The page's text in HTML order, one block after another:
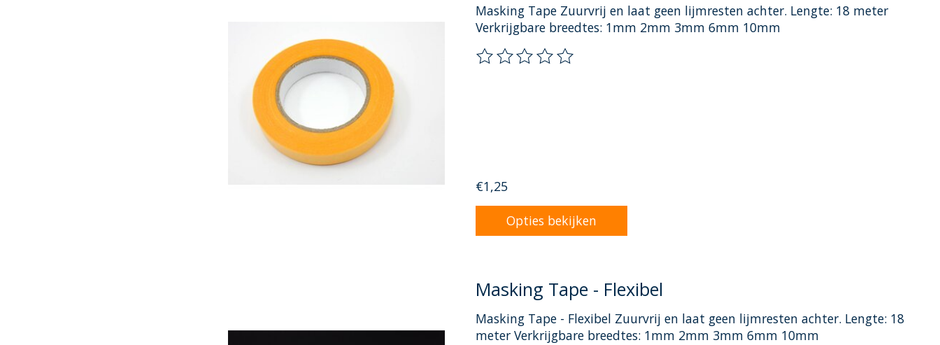
Masking Tape Zuurvrij en laat geen lijmresten achter. Lengte: 18 meter
Verkrijgbare breedtes: 1mm 2mm 3mm 6mm 10mm
De beoordeling van dit product is
€1,25
Opties bekijken
Masking Tape - Flexibel
Masking Tape - Flexibel Zuurvrij en laat geen lijmresten achter. Lengte: 18
meter Verkrijgbare breedtes: 1mm 2mm 3mm 6mm 10mm